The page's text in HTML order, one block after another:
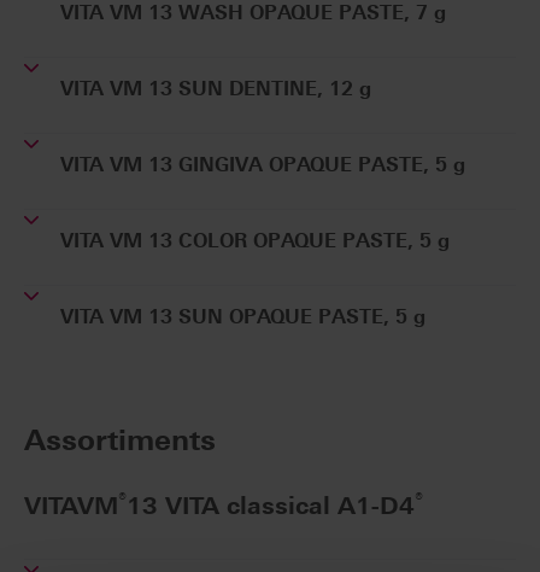
VITA VM 13 WASH OPAQUE PASTE, 7 g
VITA VM 13 SUN DENTINE, 12 g
VITA VM 13 GINGIVA OPAQUE PASTE, 5 g
VITA VM 13 COLOR OPAQUE PASTE, 5 g
VITA VM 13 SUN OPAQUE PASTE, 5 g
Assortiments
VITAVM®13 VITA classical A1-D4®